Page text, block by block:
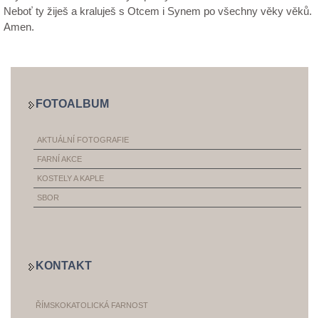
Neboť ty žiješ a kraluješ s Otcem i Synem po všechny věky věků.
Amen.
FOTOALBUM
AKTUÁLNÍ FOTOGRAFIE
FARNÍ AKCE
KOSTELY A KAPLE
SBOR
KONTAKT
ŘÍMSKOKATOLICKÁ FARNOST